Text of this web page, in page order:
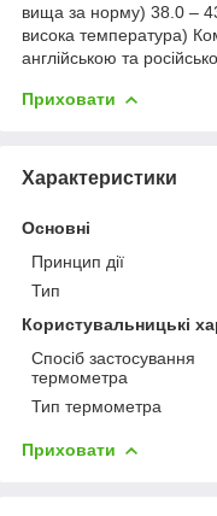
вища за норму) 38.0 –
висока температура)
англійською та
Приховати
Характеристики
Основні
Принцип дії
Тип
Користувальницькі
Спосіб застосування
термометра
Тип термометра
Приховати